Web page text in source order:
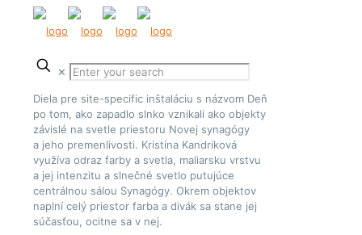
✕
Diela pre site-specific inštaláciu s názvom Deň
po tom, ako zapadlo slnko vznikali ako objekty
závislé na svetle priestoru Novej synagógy
a jeho premenlivosti. Kristína Kandriková
využíva odraz farby a svetla, maliarsku vrstvu
a jej intenzitu a slnečné svetlo putujúce
centrálnou sálou Synagógy. Okrem objektov
naplní celý priestor farba a divák sa stane jej
súčasťou, ocitne sa v nej.